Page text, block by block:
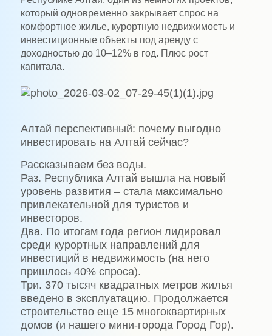
который одновременно закрывает спрос на
комфортное жилье, курортную недвижимость и
инвестиционные объекты под аренду с
доходностью до 10–12% в год. Плюс рост
капитала.
Алтай перспективный: почему выгодно
инвестировать на Алтай сейчас?
Рассказываем без воды.
Раз. Республика Алтай вышла на новый
уровень развития – стала максимально
привлекательной для туристов и
инвесторов.
Два. По итогам года регион лидировал
среди курортных направлений для
инвестиций в недвижимость (на него
пришлось 40% спроса).
Три. 370 тысяч квадратных метров жилья
введено в эксплуатацию. Продолжается
строительство еще 15 многоквартирных
домов (и нашего мини-города Город Гор).